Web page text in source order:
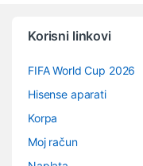
Korisni linkovi
FIFA World Cup 2026
Hisense aparati
Korpa
Moj račun